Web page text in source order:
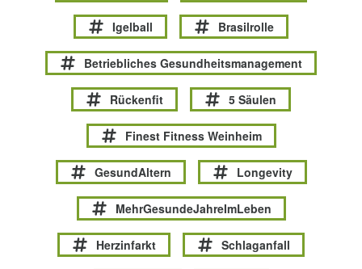
Igelball Brasilrolle
Betriebliches Gesundheitsmanagement
Rückenfit 5 Säulen
Finest Fitness Weinheim
GesundAltern Longevity
MehrGesundeJahreImLeben
Herzinfarkt Schlaganfall